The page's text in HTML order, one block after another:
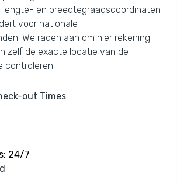
lengte- en breedtegraadscoördinaten
voor nationale
We raden aan om hier rekening
zelf de exacte locatie van de
controleren.
out Times
24/7